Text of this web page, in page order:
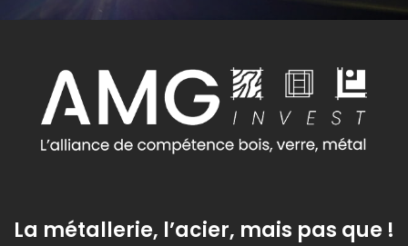
La métallerie, l’acier, mais pas que !